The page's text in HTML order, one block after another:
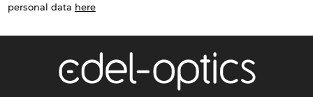
personal data here